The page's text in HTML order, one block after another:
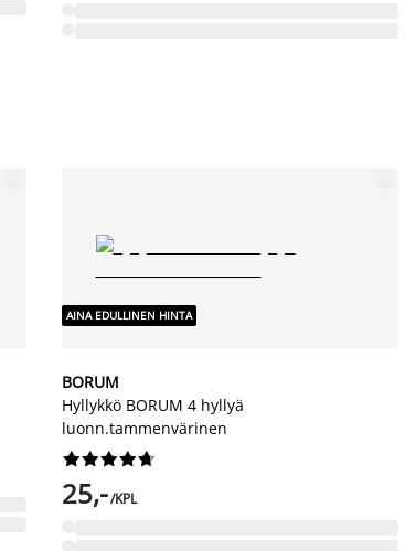
AINA EDULLINEN HINTA
BORUM
Hyllykkö BORUM 4 hyllyä
luonn.tammenvärinen






25,-/KPL